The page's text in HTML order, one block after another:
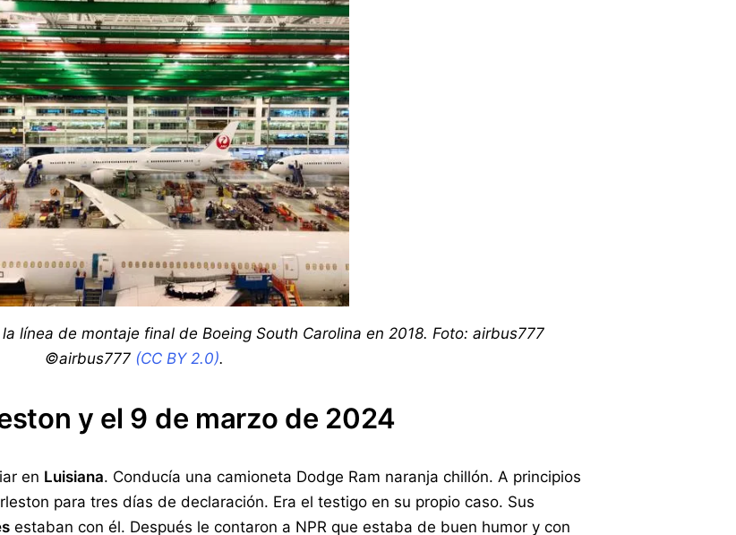
línea de montaje final de Boeing South Carolina en 2018. Foto: airbus777
©airbus777 (CC BY 2.0).
y el 9 de marzo de 2024
en Luisiana. Conducía una camioneta Dodge Ram naranja chillón. A principios
para tres días de declaración. Era el testigo en su propio caso. Sus
estaban con él. Después le contaron a NPR que estaba de buen humor y con